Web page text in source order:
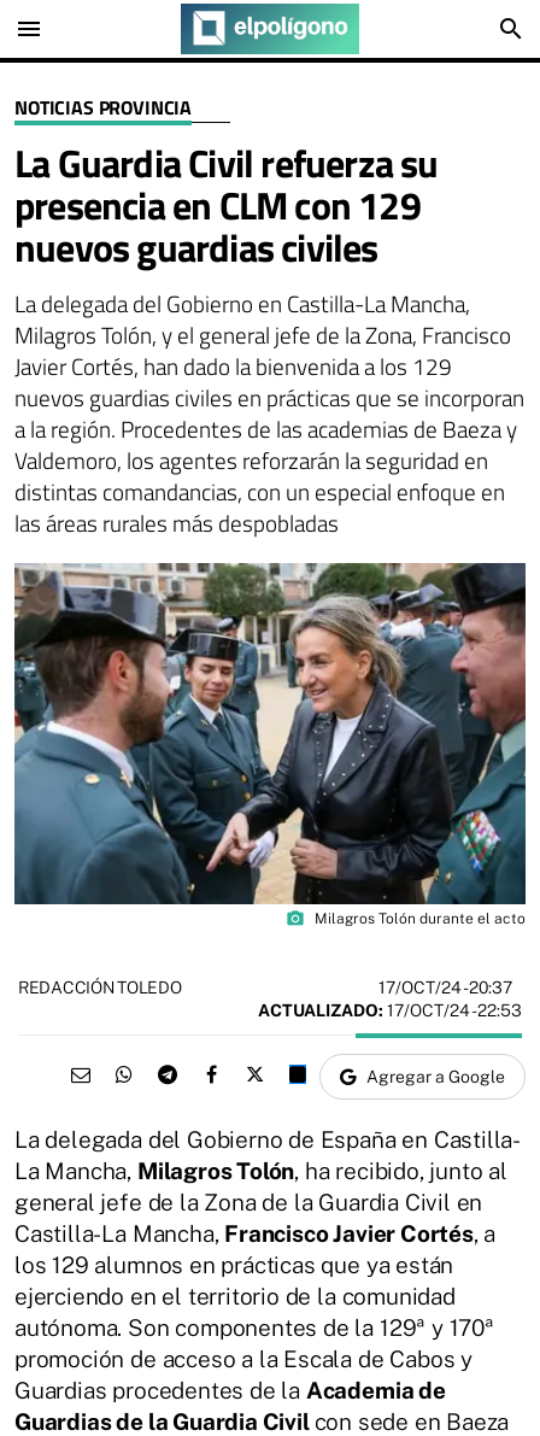
menu search
NOTICIAS PROVINCIA
La Guardia Civil refuerza su
presencia en CLM con 129
nuevos guardias civiles
La delegada del Gobierno en Castilla-La Mancha,
Milagros Tolón, y el general jefe de la Zona, Francisco
Javier Cortés, han dado la bienvenida a los 129
nuevos guardias civiles en prácticas que se incorporan
a la región. Procedentes de las academias de Baeza y
Valdemoro, los agentes reforzarán la seguridad en
distintas comandancias, con un especial enfoque en
las áreas rurales más despobladas
photo_camera Milagros Tolón durante el acto
REDACCIÓN TOLEDO 17/OCT/24- 20:37
ACTUALIZADO: 17/OCT/24 - 22:53
Agregar a Google
La delegada del Gobierno de España en Castilla-
La Mancha, Milagros Tolón, ha recibido, junto al
general jefe de la Zona de la Guardia Civil en
Castilla-La Mancha, Francisco Javier Cortés, a
los 129 alumnos en prácticas que ya están
ejerciendo en el territorio de la comunidad
autónoma. Son componentes de la 129ª y 170ª
promoción de acceso a la Escala de Cabos y
Guardias procedentes de la Academia de
Guardias de la Guardia Civil con sede en Baeza